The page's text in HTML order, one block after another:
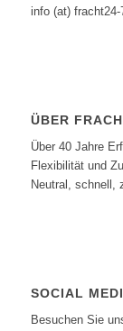
info (at) fracht24-
ÜBER
Über 40 Jahre
Flexibilität und
Neutral, schnell,
SOCIAL
Besuchen Sie